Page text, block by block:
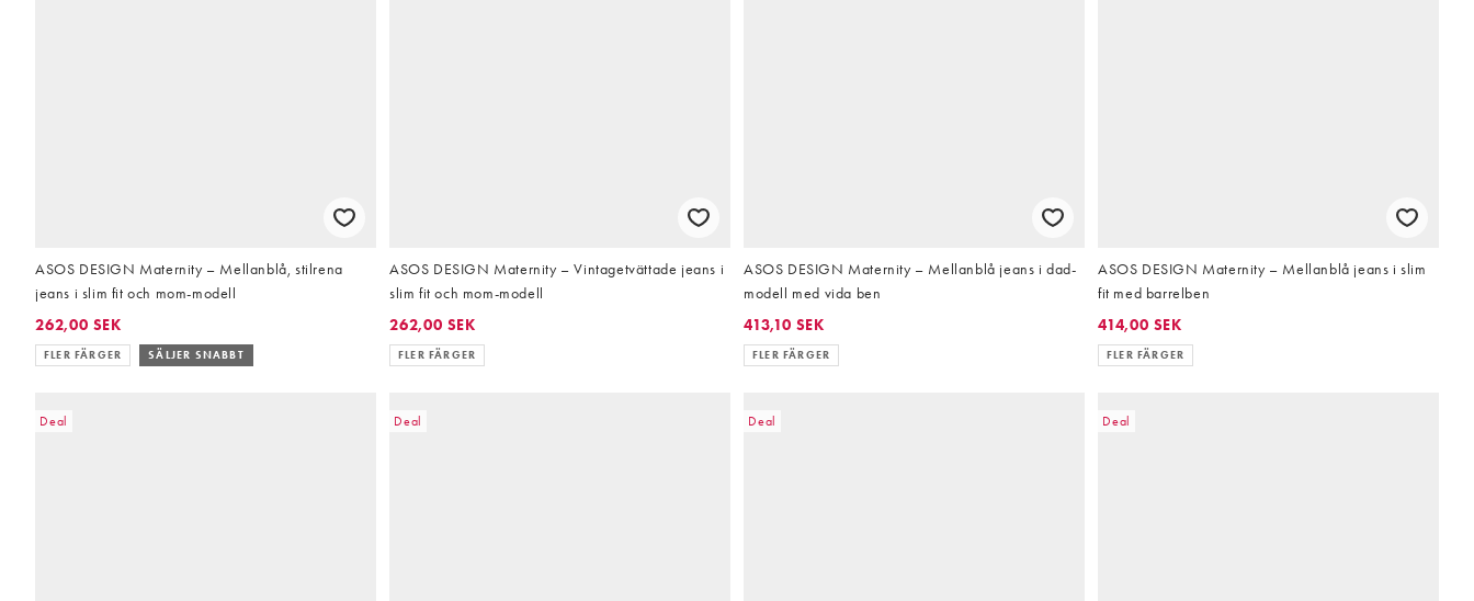
ASOS DESIGN Maternity – Mellanblå, stilrena
jeans i slim fit och mom-modell
262,00 SEK
FLER FÄRGER SÄLJER SNABBT
ASOS DESIGN Maternity – Vintagetvättade jeans i
slim fit och mom-modell
262,00 SEK
FLER FÄRGER
ASOS DESIGN Maternity – Mellanblå jeans i dad-
modell med vida ben
413,10 SEK
FLER FÄRGER
ASOS DESIGN Maternity – Mellanblå jeans i slim
fit med barrelben
414,00 SEK
FLER FÄRGER
Deal Deal Deal Deal